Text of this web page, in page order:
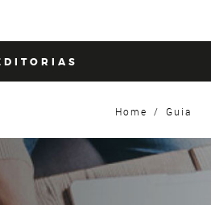
Home / Guia